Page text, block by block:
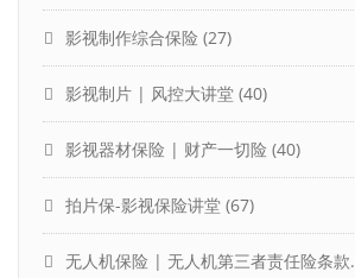
影视制作综合保险 (27)
影视制片 | 风控大讲堂 (40)
影视器材保险 | 财产一切险 (40)
拍片保-影视保险讲堂 (67)
无人机保险 | 无人机第三者责任险条款.